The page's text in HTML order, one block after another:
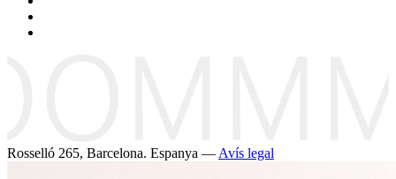
Rosselló 265, Barcelona. Espanya — Avís legal